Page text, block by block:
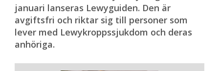
januari lanseras Lewyguiden. Den är
avgiftsfri och riktar sig till personer som
lever med Lewykroppssjukdom och deras
anhöriga.